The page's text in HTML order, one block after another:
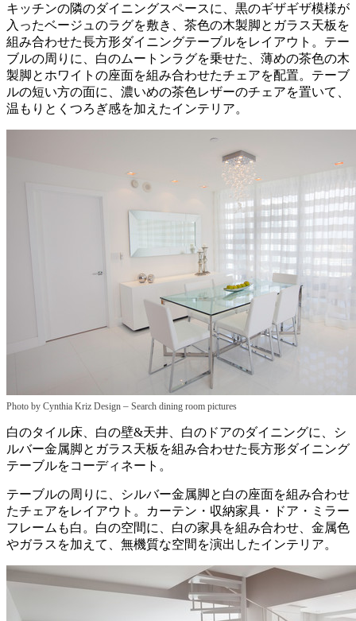
キッチンの隣のダイニングスペースに、黒のギザギザ模様が
入ったベージュのラグを敷き、茶色の木製脚とガラス天板を
組み合わせた長方形ダイニングテーブルをレイアウト。テー
ブルの周りに、白のムートンラグを乗せた、薄めの茶色の木
製脚とホワイトの座面を組み合わせたチェアを配置。テーブ
ルの短い方の面に、濃いめの茶色レザーのチェアを置いて、
温もりとくつろぎ感を加えたインテリア。
Photo by Cynthia Kriz Design – Search dining room pictures
白のタイル床、白の壁&天井、白のドアのダイニングに、シ
ルバー金属脚とガラス天板を組み合わせた長方形ダイニング
テーブルをコーディネート。
テーブルの周りに、シルバー金属脚と白の座面を組み合わせ
たチェアをレイアウト。カーテン・収納家具・ドア・ミラー
フレームも白。白の空間に、白の家具を組み合わせ、金属色
やガラスを加えて、無機質な空間を演出したインテリア。